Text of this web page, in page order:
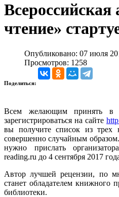
чтение»
Опубликовано: 07 июля
Просмотров: 1258
Поделиться:
Всем желающим принять в
зарегистрироваться на сайте
вы получите список из трех
совершенно случайным
нужно прислать
reading.ru до 4 сентября 2017
Автор лучшей рецензии, по
станет обладателем книжного
библиотеки.